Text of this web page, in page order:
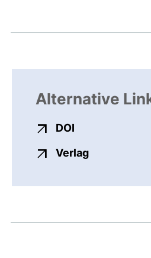
Alternative
DOI
Verlagexterner